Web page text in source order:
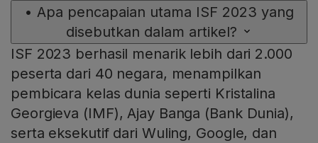
• Apa pencapaian utama ISF 2023 yang
disebutkan dalam artikel?
ISF 2023 berhasil menarik lebih dari 2.000
peserta dari 40 negara, menampilkan
pembicara kelas dunia seperti Kristalina
Georgieva (IMF), Ajay Banga (Bank Dunia),
serta eksekutif dari Wuling, Google, dan